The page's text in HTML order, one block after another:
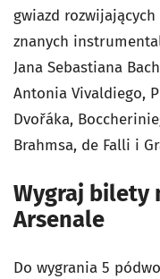
gwiazd
znanych
Jana Sebastiana
Antonia Vivaldiego,
Dvořáka,
Brahmsa, de Falli i
Wygraj bilety
Arsenale
Do wygrania 5